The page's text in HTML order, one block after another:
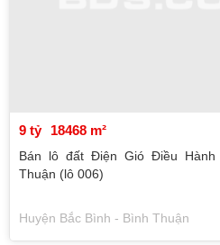
9 tỷ 18468 m²
Bán lô đất Điện Gió Điều Hành
Thuận (lô 006)
Huyện Bắc Bình - Bình Thuận